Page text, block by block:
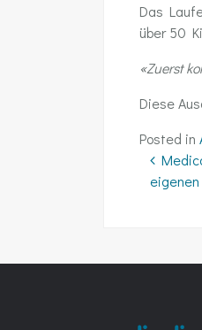
Das
über 50
«Zuerst
Diese
Posted in